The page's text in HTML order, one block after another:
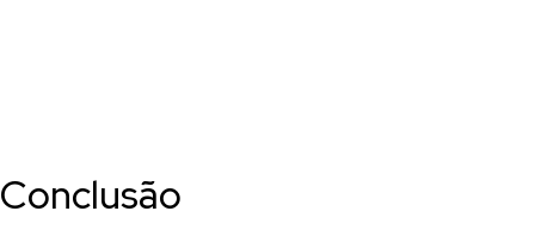
Conclusão